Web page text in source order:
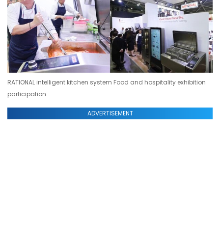
RATIONAL intelligent kitchen system Food and hospitality exhibition
participation
ADVERTISEMENT